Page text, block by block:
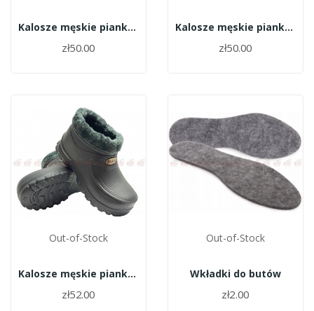
Kalosze męskie piankowe krótkie ocieplane roz.39
zł50.00
Kalosze męskie piankowe krótkie ocieplane roz.38
zł50.00
Out-of-Stock
Kalosze męskie piankowe krótkie ocieplane 1016...
zł52.00
Out-of-Stock
Wkładki do butów
zł2.00